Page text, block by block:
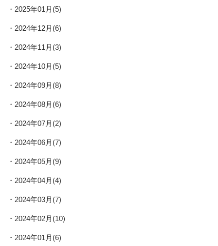
2025年01月(5)
2024年12月(6)
2024年11月(3)
2024年10月(5)
2024年09月(8)
2024年08月(6)
2024年07月(2)
2024年06月(7)
2024年05月(9)
2024年04月(4)
2024年03月(7)
2024年02月(10)
2024年01月(6)